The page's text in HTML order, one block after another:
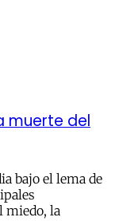
muerte del
bajo el lema de
miedo, la